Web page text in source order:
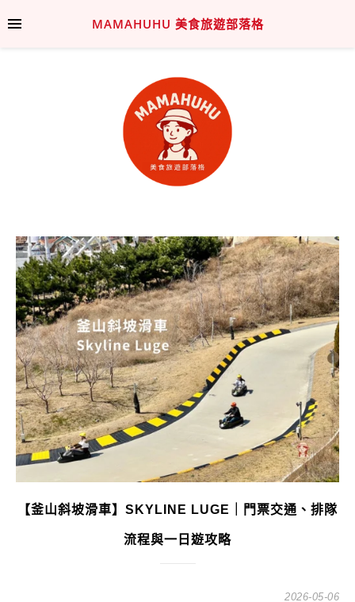
MAMAHUHU 美食旅遊部落格
【釜山斜坡滑車】SKYLINE LUGE｜門票交通、排隊
流程與一日遊攻略
2026-05-06